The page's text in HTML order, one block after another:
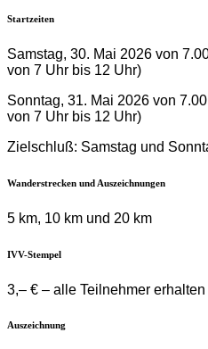
Startzeiten
Samstag, 30. Mai 2026 von
von 7 Uhr bis 12 Uhr)
Sonntag, 31. Mai 2026 von
von 7 Uhr bis 12 Uhr)
Zielschluß: Samstag und
Wanderstrecken und Auszeichnungen
5 km, 10 km und 20 km
IVV-Stempel
3,– € – alle Teilnehmer
Auszeichnung